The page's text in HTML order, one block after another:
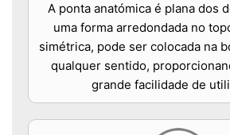
A ponta anatómica é plana dos
uma forma arredondada no
simétrica, pode ser colocada na
qualquer sentido,
grande facilidade de